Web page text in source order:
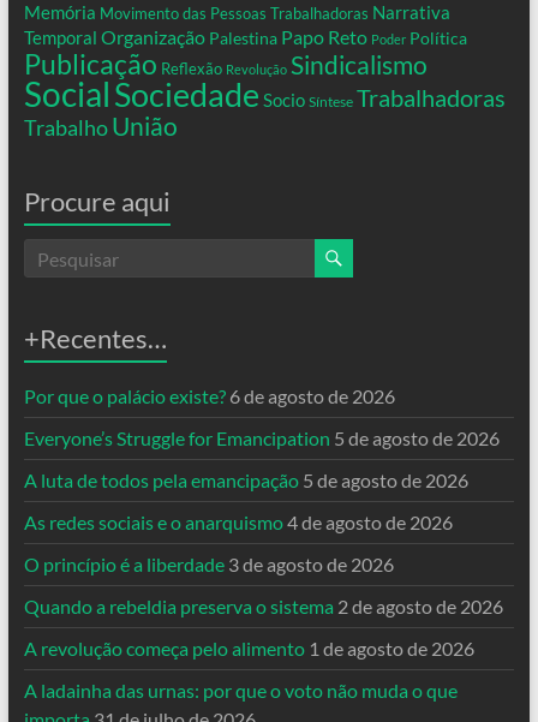
Memória Movimento das Pessoas Trabalhadoras Narrativa
Temporal Organização Palestina Papo Reto Poder Política
Publicação Reflexão Revolução Sindicalismo
SocialSociedade Socio Síntese Trabalhadoras
Trabalho União
Procure aqui
+Recentes…
Por que o palácio existe? 6 de agosto de 2026
Everyone’s Struggle for Emancipation 5 de agosto de 2026
A luta de todos pela emancipação 5 de agosto de 2026
As redes sociais e o anarquismo4 de agosto de 2026
O princípio é a liberdade 3 de agosto de 2026
Quando a rebeldia preserva o sistema 2 de agosto de 2026
A revolução começa pelo alimento 1 de agosto de 2026
A ladainha das urnas: por que o voto não muda o que